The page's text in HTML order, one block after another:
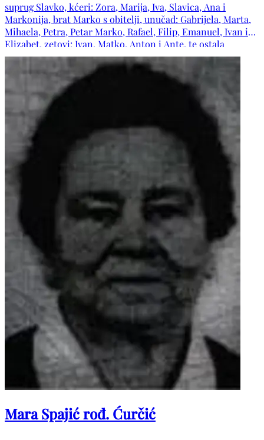
suprug Slavko, kćeri: Zora, Marija, Iva, Slavica, Ana i
Markonija, brat Marko s obitelji, unučad: Gabrijela, Marta,
Mihaela, Petra, Petar Marko, Rafael, Filip, Emanuel, Ivan i
Elizabet, zetovi: Ivan, Matko, Anton i Ante, te ostala
tugujuća rodbina i prijatelji. Neka joj Gospodin udijeli svoj
mir i podari vječni pokoj. Počivala u miru Božjem.
Mara Spajić rođ. Ćurčić